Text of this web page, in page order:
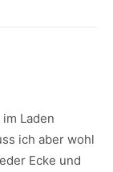
Laden
ich aber wohl
Ecke und